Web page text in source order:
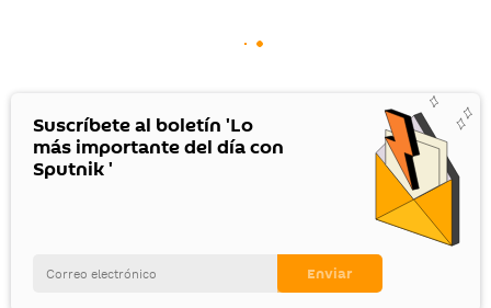
Suscríbete al boletín 'Lo
más importante del día con
Sputnik '